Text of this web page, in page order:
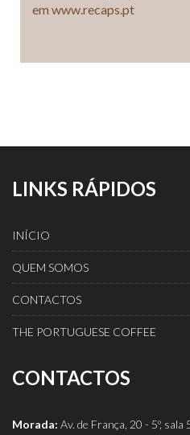
em www.recaps.pt
LINKS RÁPIDOS
INÍCIO
QUEM SOMOS
CONTACTOS
THE PORTUGUESE COFFEE
CONTACTOS
Morada: Av. de França, 20 - 5º, sala